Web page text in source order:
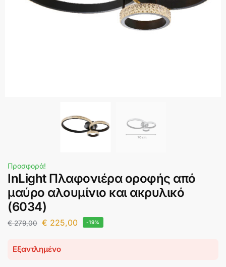
Προσφορά!
InLight Πλαφονιέρα οροφής από
μαύρο αλουμίνιο και ακρυλικό
(6034)
€279,00 € 225,00 -19%
Εξαντλημένο